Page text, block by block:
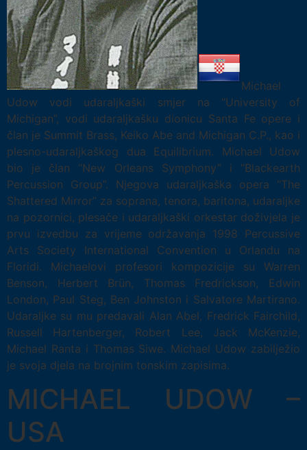
Michael
Udow vodi udaraljkaški smjer na “University of
Michigan”, vodi udaraljkašku dionicu Santa Fe opere i
član je Summit Brass, Keiko Abe and Michigan C.P., kao i
plesno-udaraljkaškog dua Equilibrium. Michael Udow
bio je član “New Orleans Symphony” i “Blackearth
Percussion Group”. Njegova udaraljkaška opera “The
Shattered Mirror” za soprana, tenora, baritona, udaraljke
na pozornici, plesače i udaraljkaški orkestar doživjela je
prvu izvedbu za vrijeme održavanja 1998 Percussive
Arts Society International Convention u Orlandu na
Floridi. Michaelovi profesori kompozicije su Warren
Benson, Herbert Brün, Thomas Fredrickson, Edwin
London, Paul Steg, Ben Johnston i Salvatore Martirano.
Udaraljke su mu predavali Alan Abel, Fredrick Fairchild,
Russell Hartenberger, Robert Lee, Jack McKenzie,
Michael Ranta i Thomas Siwe. Michael Udow zabilježio
je svoja djela na brojnim tonskim zapisima.
MICHAEL UDOW –
USA